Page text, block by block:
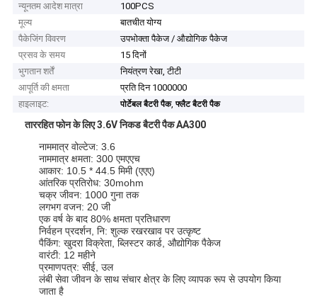
न्यूनतम आदेश मात्रा
100PCS
मूल्य
बातचीत योग्य
पैकेजिंग विवरण
उपभोक्ता पैकेज / औद्योगिक पैकेज
प्रसव के समय
15 दिनों
भुगतान शर्तें
नियंत्रण रेखा, टीटी
आपूर्ति की क्षमता
प्रति दिन 1000000
हाइलाइट:
पोर्टेबल बैटरी पैक,फ्लैट बैटरी पैक
ताररहित फोन के लिए 3.6V निकड बैटरी पैक AA300
नाममात्र वोल्टेज: 3.6
नाममात्र क्षमता: 300 एमएएच
आकार: 10.5 * 44.5 मिमी (एएए)
आंतरिक प्रतिरोध: 30mohm
चक्र जीवन: 1000 गुना तक
लगभग वजन: 20 जी
एक वर्ष के बाद 80% क्षमता प्रतिधारण
निर्वहन प्रदर्शन, नि: शुल्क रखरखाव पर उत्कृष्ट
पैकिंग: खुदरा विक्रेता, ब्लिस्टर कार्ड, औद्योगिक पैकेज
वारंटी: 12 महीने
प्रमाणपत्र: सीई, उल
लंबी सेवा जीवन के साथ संचार क्षेत्र के लिए व्यापक रूप से उपयोग किया
जाता है